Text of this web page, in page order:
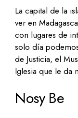
La capital de la
ver en
con lugares de
solo día
de Justicia, el
Iglesia que le da
Nosy Be